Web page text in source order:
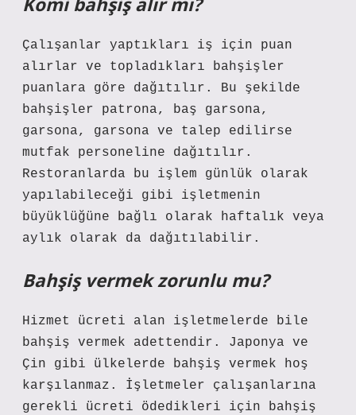
Çalışanlar yaptıkları iş için puan
alırlar ve topladıkları bahşişler
puanlara göre dağıtılır. Bu şekilde
bahşişler patrona, baş garsona,
garsona, garsona ve talep edilirse
mutfak personeline dağıtılır.
Restoranlarda bu işlem günlük olarak
yapılabileceği gibi işletmenin
büyüklüğüne bağlı olarak haftalık veya
aylık olarak da dağıtılabilir.
Bahşiş vermek zorunlu mu?
Hizmet ücreti alan işletmelerde bile
bahşiş vermek adettendir. Japonya ve
Çin gibi ülkelerde bahşiş vermek hoş
karşılanmaz. İşletmeler çalışanlarına
gerekli ücreti ödedikleri için bahşiş